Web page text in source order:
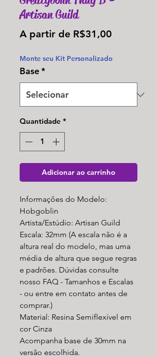
Artisan Guild
A partir de R$31,00
Monte seu Kit Personalizado
Base*
Quantidade *
Adicionar ao carrinho
Informações do Modelo:
Hobgoblin
Artista/Estúdio: Artisan Guild
Escala: 32mm (A escala não é a
altura real do modelo, mas uma
média de altura que segue regras
e padrões. Dúvidas consulte
nosso FAQ - Tamanhos e Escalas
- ou entre em contato antes de
comprar.)
Material: Resina Semiflexível em
cor Cinza
Acompanha base de 30mm na
versão escolhida.